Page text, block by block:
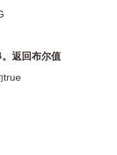
返回布尔值
true